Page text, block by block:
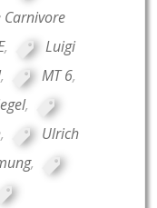
Carnivore
,
Luigi
, MT 6,
,
,
Ulrich
,